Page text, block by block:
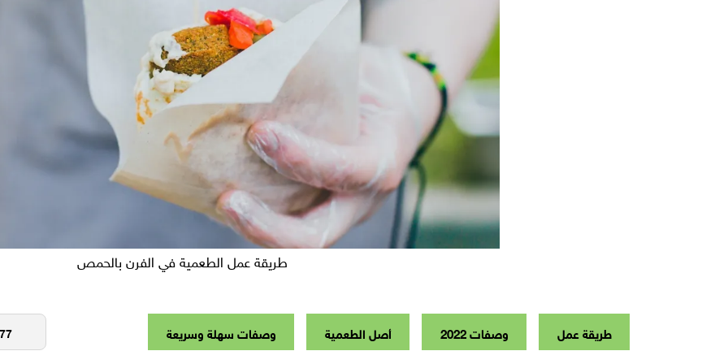
طريقة عمل الطعمية في الفرن بالحمص
طريقة عمل وصفات 2022 أصل الطعمية وصفات سهلة وسريعة